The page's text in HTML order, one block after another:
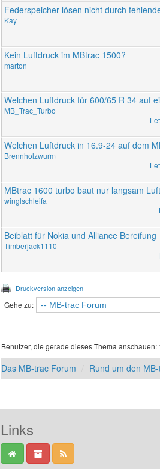
Federspeicher lösen nicht durch
Kay
Kein Luftdruck im MBtrac 1500?
marton
Welchen Luftdruck für 600/65 R 34 auf
MB_Trac_Turbo
Welchen Luftdruck in 16.9-24 auf dem
Brennholzwurm
MBtrac 1600 turbo baut nur langsam
winglschleifa
Beiblatt für Nokia und Alliance Bereifung
Timberjack1110
Druckversion anzeigen
Gehe zu:
Benutzer, die gerade dieses Thema anschauen:
Das MB-trac Forum Rund um den
Links